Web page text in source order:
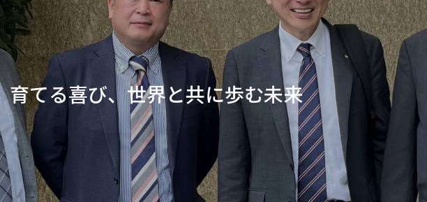
育てる喜び、世界と共に歩む未来
育てる喜び、世界と共に歩む未来
育てる喜び、世界と共に歩む未来
育てる喜び、世界と共に歩む未来
育てる喜び、世界と共に歩む未来